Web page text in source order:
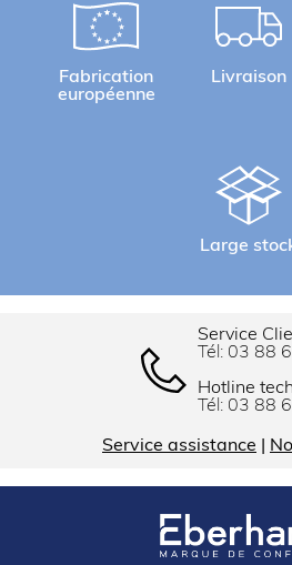
Fabrication
européenne
Livraison
Large
Service
Tél: 03 88
Hotline
Tél: 03 88
Service assistance